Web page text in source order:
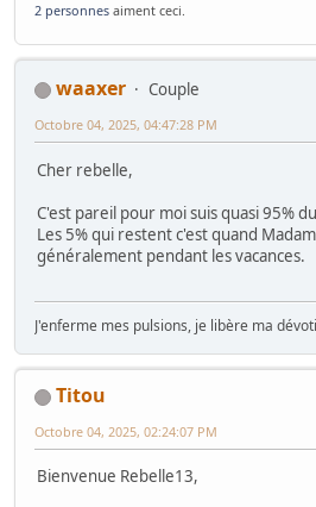
2 personnes aiment ceci.
waaxer
Couple
Octobre 04, 2025, 04:47:28 PM
Cher rebelle,
C'est pareil pour moi suis quasi 95%
Les 5% qui restent c'est quand
généralement pendant les vacances.
J'enferme mes pulsions, je libère ma
Titou
Octobre 04, 2025, 02:24:07 PM
Bienvenue Rebelle13,